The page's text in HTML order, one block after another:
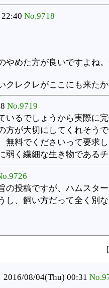
No.9718
やめた方が良いですよね
クレクレがここにも来た
No.9719
るでしょうから実際に
が大切にしてくれそうで
無料でくださいって要求
弱く繊細な生き物である
の投稿ですが、ハムスタ
、飼い方だって全く別な
[
2016/08/04(Thu) 00:31